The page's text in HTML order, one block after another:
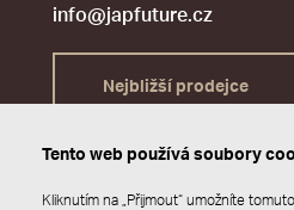
info@japfuture.cz
Nejbližší prodejce
Tento web používá soubory
Kliknutím na „Přijmout“ umožníte